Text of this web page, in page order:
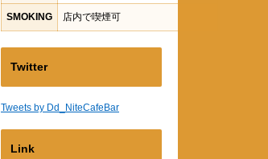
SMOKING 店内で喫煙可
Twitter
Tweets by Dd_NiteCafeBar
Link